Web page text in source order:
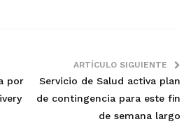
por
ARTÍCULO SIGUIENTE
Servicio de Salud activa plan
de contingencia para este fin
de semana largo